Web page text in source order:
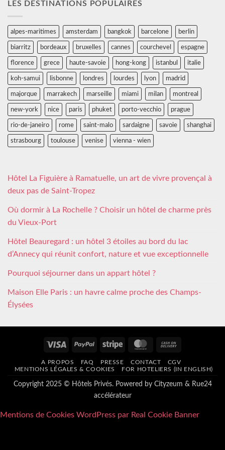
LES DESTINATIONS POPULAIRES
alpes-maritimes amsterdam bangkok barcelone berlin
biarritz bordeaux bruxelles cannes courchevel espagne
florence grece haute-savoie hong-kong istanbul italie
koh-samui lisbonne londres lourdes lyon madrid
majorque marrakech marseille miami milan montreal
new-york nice paris phuket porto-vecchio prague
rio-de-janeiro rome saint-malo sardaigne savoie shanghai
strasbourg toulouse venise vienna - wien
Hôtel La Figuière à Ramatuelle, un art de vivre provençal à
deux pas de Saint-Tropez
Où dormir à La Rochelle ? Choisir un hôtel de charme près
du Vieux-Port
Hôtel Beauregard : un hôtel 3 étoiles au bord du lac
d’Annecy qui réunit confort, nature et vue exceptionnelle
Pourquoi séjourner dans un appart hôtel ?
Maison Elle Paris : un havre calme proche des Champs-
Élysées
Visa PayPal Stripe MasterCard
Delivery
A PROPOS FAQ PRESSE CONTACT
CGV
MENTIONS LÉGALES & COOKIES
FOR HOTELIERS (IN ENGLISH)
Copyright 2025 © Hôtels Privés. Powered by Cityzeum & Rue24
accélérateur
Mentions de Cookies WordPress par Real Cookie Banner